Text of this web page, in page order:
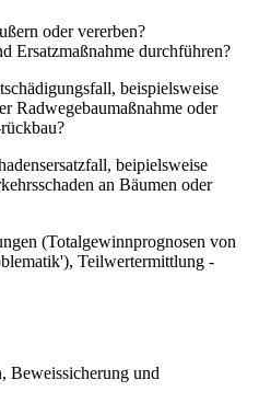
oder vererben?
Ersatzmaßnahme durchführen?
beispielsweise
Radwegebaumaßnahme oder
beipielsweise
an Bäumen oder
(Totalgewinnprognosen von
Teilwertermittlung -
Beweissicherung und